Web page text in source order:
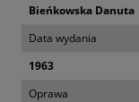
Bieńkowska Danuta
Data wydania
1963
Oprawa